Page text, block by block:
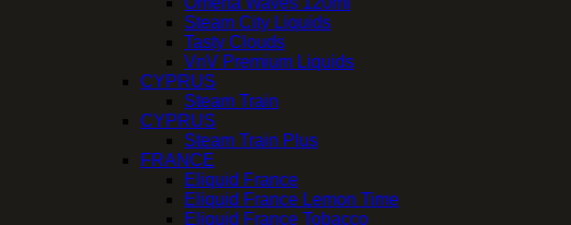
Steam City Liquids
Tasty Clouds
VnV Premium Liquids
CYPRUS
Steam Train
CYPRUS
Steam Train Plus
FRANCE
Eliquid France
Eliquid France Lemon Time
Eliquid France Tobacco